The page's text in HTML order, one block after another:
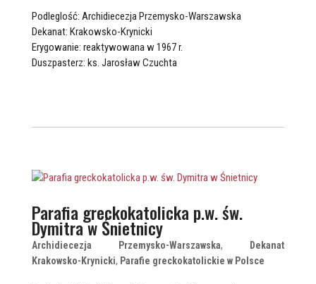
Podleglość: Archidiecezja Przemysko-Warszawska
Dekanat: Krakowsko-Krynicki
Erygowanie: reaktywowana w 1967 r.
Duszpasterz: ks. Jarosław Czuchta
Parafia greckokatolicka p.w. św.
Dymitra w Śnietnicy
Archidiecezja Przemysko-Warszawska,
Dekanat
Krakowsko-Krynicki, Parafie greckokatolickie w Polsce